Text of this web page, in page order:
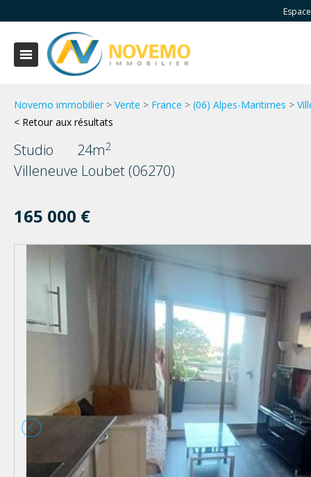
Novemo immobilier > Vente > France > (06) Alpes-Maritimes >
< Retour aux résultats
Studio 24m2
Villeneuve Loubet (06270)
165 000 €